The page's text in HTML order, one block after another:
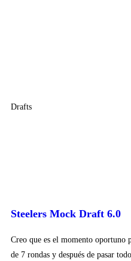
Drafts
Steelers Mock Draft 6.0
Creo que es el momento oportuno
de 7 rondas y después de pasar todo